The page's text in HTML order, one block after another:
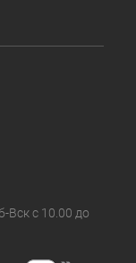
Вск с 10.00 до